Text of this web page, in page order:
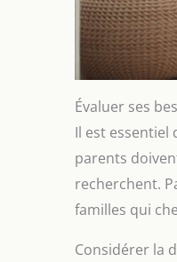
Évaluer ses
Il est essentiel
parents
recherchent.
familles qui
Considérer la